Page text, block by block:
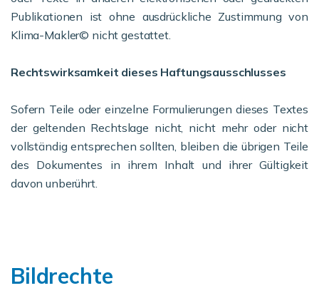
Publikationen ist ohne ausdrückliche Zustimmung von
Klima-Makler© nicht gestattet.
Rechtswirksamkeit dieses Haftungsausschlusses
Sofern Teile oder einzelne Formulierungen dieses Textes
der geltenden Rechtslage nicht, nicht mehr oder nicht
vollständig entsprechen sollten, bleiben die übrigen Teile
des Dokumentes in ihrem Inhalt und ihrer Gültigkeit
davon unberührt.
Bildrechte